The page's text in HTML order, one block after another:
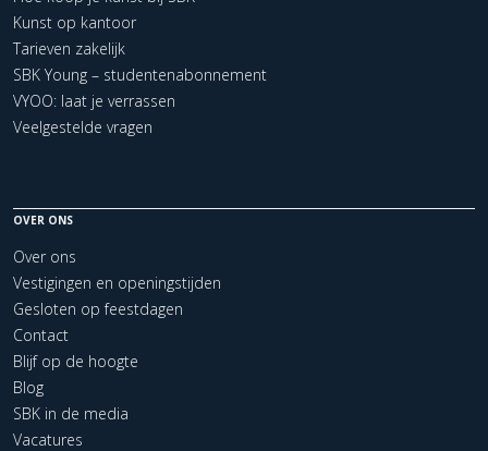
Kunst op kantoor
Tarieven zakelijk
SBK Young – studentenabonnement
VYOO: laat je verrassen
Veelgestelde vragen
OVER ONS
Over ons
Vestigingen en openingstijden
Gesloten op feestdagen
Contact
Blijf op de hoogte
Blog
SBK in de media
Vacatures